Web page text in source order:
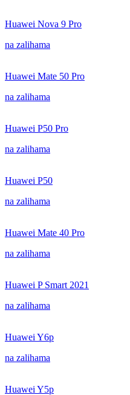
Huawei Nova 9 Pro
na zalihama
Huawei Mate 50 Pro
na zalihama
Huawei P50 Pro
na zalihama
Huawei P50
na zalihama
Huawei Mate 40 Pro
na zalihama
Huawei P Smart 2021
na zalihama
Huawei Y6p
na zalihama
Huawei Y5p